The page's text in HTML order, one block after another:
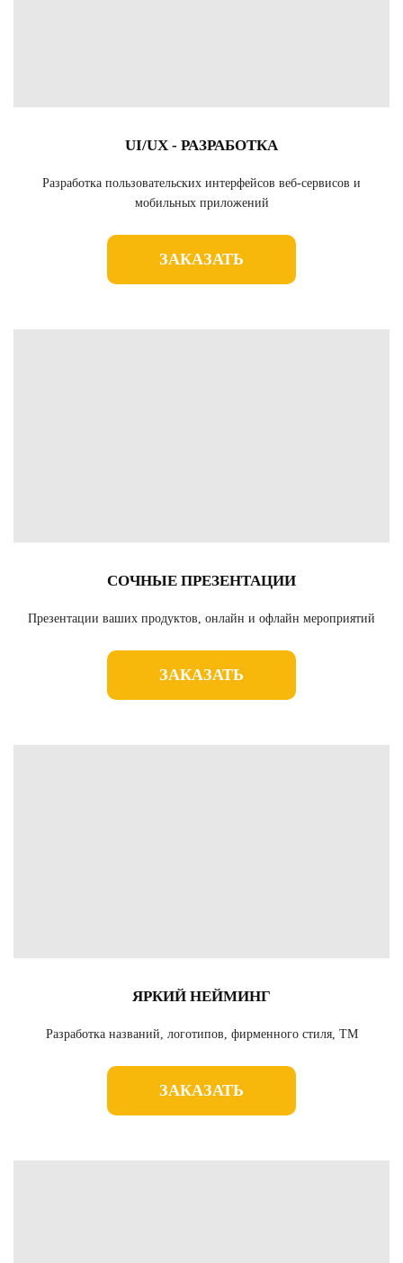
UI/UX - РАЗРАБОТКА
Разработка пользовательских интерфейсов веб-сервисов и
мобильных приложений
ЗАКАЗАТЬ
СОЧНЫЕ ПРЕЗЕНТАЦИИ
Презентации ваших продуктов, онлайн и офлайн мероприятий
ЗАКАЗАТЬ
ЯРКИЙ НЕЙМИНГ
Разработка названий, логотипов, фирменного стиля, ТМ
ЗАКАЗАТЬ